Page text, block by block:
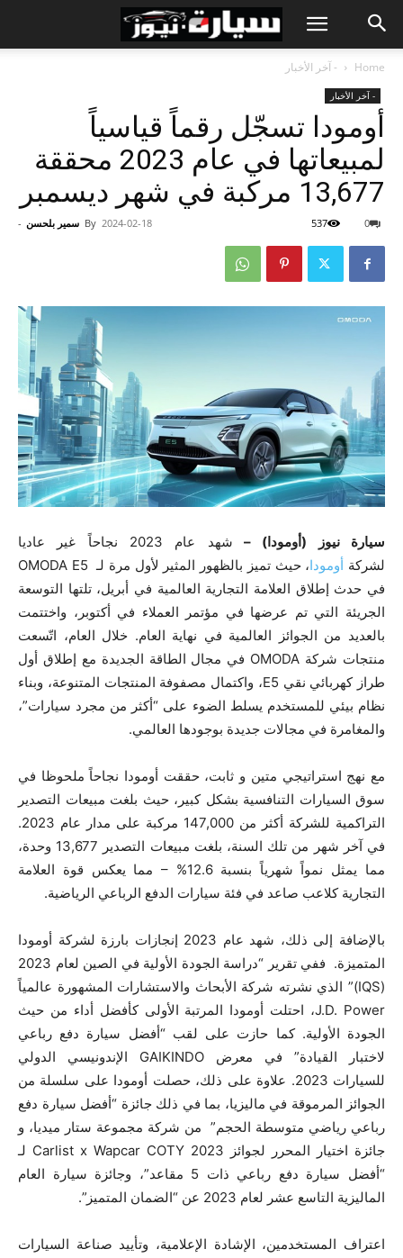
Home - آخر الأخبار
- آخر الأخبار
أومودا تسجّل رقماً قياسياً
لمبيعاتها في عام 2023 محققة
13,677 مركبة في شهر ديسمبر
By سمير بلحسن - 2024-02-18 0
537
سيارة نيوز (أومودا) –
شهد عام 2023 نجاحاً غير عاديا
لشركة أومودا
، حيث تميز بالظهور المثير لأول مرة لـ OMODA E5
في حدث إطلاق العلامة التجارية العالمية في أبريل، تلتها التوسعة
الجريئة التي تم عرضها في مؤتمر العملاء في أكتوبر، واختتمت
بالعديد من الجوائز العالمية في نهاية العام. خلال العام، اتّسعت
منتجات شركة OMODA في مجال الطاقة الجديدة مع إطلاق أول
طراز كهربائي نقي E5، واكتمال مصفوفة المنتجات المتنوعة، وبناء
نظام بيئي للمستخدم يسلط الضوء على “أكثر من مجرد سيارات”،
والمغامرة في مجالات جديدة بوجودها العالمي.
مع نهج استراتيجي متين و ثابت، حققت أومودا نجاحاً ملحوظا في
سوق السيارات التنافسية بشكل كبير، حيث بلغت مبيعات التصدير
التراكمية للشركة أكثر من 147,000 مركبة على مدار عام 2023.
في آخر شهر من تلك السنة، بلغت مبيعات التصدير 13,677 وحدة،
مما يمثل نمواً شهرياً بنسبة 12.6% – مما يعكس قوة العلامة
التجارية كلاعب صاعد في فئة سيارات الدفع الرباعي الرياضية.
بالإضافة إلى ذلك، شهد عام 2023 إنجازات بارزة لشركة أومودا
المتميزة. ففي تقرير “دراسة الجودة الأولية في الصين لعام 2023
(IQS)” الذي نشرته شركة الأبحاث والاستشارات المشهورة عالمياً
J.D. Power، احتلت أومودا المرتبة الأولى كأفضل أداء من حيث
الجودة الأولية. كما حازت على لقب “أفضل سيارة دفع رباعي
لاختبار القيادة” في معرض GAIKINDO الإندونيسي الدولي
للسيارات 2023. علاوة على ذلك، حصلت أومودا على سلسلة من
الجوائز المرموقة في ماليزيا، بما في ذلك جائزة “أفضل سيارة دفع
رباعي رياضي متوسطة الحجم” من شركة مجموعة ستار ميديا، و
جائزة اختيار المحرر لجوائز Carlist x Wapcar COTY 2023 لـ
“أفضل سيارة دفع رباعي ذات 5 مقاعد”، وجائزة سيارة العام
الماليزية التاسع عشر لعام 2023 عن “الضمان المتميز”.
اعتراف المستخدمين، الإشادة الإعلامية، وتأييد صناعة السيارات